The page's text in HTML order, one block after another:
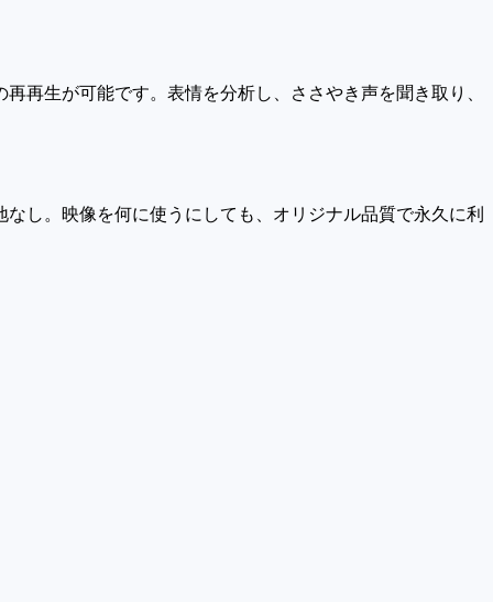
再生が可能です。表情を分析し、ささやき声を聞き取り、
し。映像を何に使うにしても、オリジナル品質で永久に利